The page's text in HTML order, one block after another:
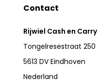
Contact
Rijwiel Cash en Carry
Tongelresestraat 250
5613 DV Eindhoven
Nederland